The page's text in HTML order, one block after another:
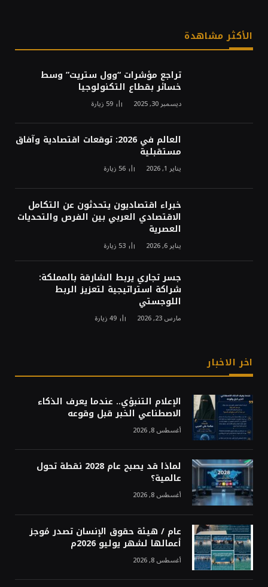
الأكثر مشاهدة
تراجع مؤشرات “وول ستريت” وسط
خسائر بقطاع التكنولوجيا
ديسمبر 30, 2025 59 زيارة
العالم في 2026: توقعات اقتصادية وآفاق
مستقبلية
يناير 1, 2026 56 زيارة
خبراء اقتصاديون يتحدثون عن التكامل
الاقتصادي العربي بين الفرص والتحديات
العصرية
يناير 6, 2026 53 زيارة
جسر تجاري يربط الشارقة بالمملكة:
شراكة استراتيجية لتعزيز الربط
اللوجستي
مارس 23, 2026 49زيارة
اخر الاخبار
الإعلام التنبؤي.. عندما يعرف الذكاء
الاصطناعي الخبر قبل وقوعه
أغسطس 8, 2026
لماذا قد يصبح عام 2028 نقطة تحول
عالمية؟
أغسطس 8, 2026
عام / هيئة حقوق الإنسان تصدر مُوجز
أعمالها لشهر يوليو 2026م
أغسطس 8, 2026